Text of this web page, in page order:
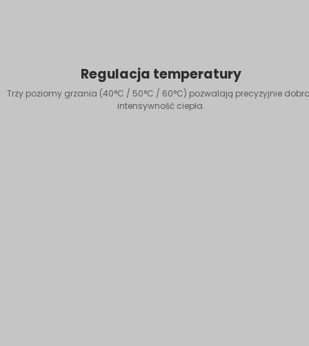
Regulacja temperatury
Trzy poziomy grzania (40°C / 50°C / 60°C) pozwalają precyzyjnie
intensywność ciepła.